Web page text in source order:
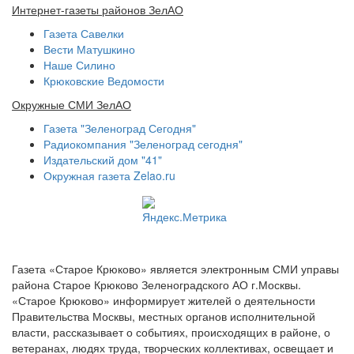
Интернет-газеты районов ЗелАО
Газета Савелки
Вести Матушкино
Наше Силино
Крюковские Ведомости
Окружные СМИ ЗелАО
Газета "Зеленоград Сегодня"
Радиокомпания "Зеленоград сегодня"
Издательский дом "41"
Окружная газета Zelao.ru
Газета «Старое Крюково» является электронным СМИ управы
района Старое Крюково Зеленоградского АО г.Москвы.
«Старое Крюково» информирует жителей о деятельности
Правительства Москвы, местных органов исполнительной
власти, рассказывает о событиях, происходящих в районе, о
ветеранах, людях труда, творческих коллективах, освещает и